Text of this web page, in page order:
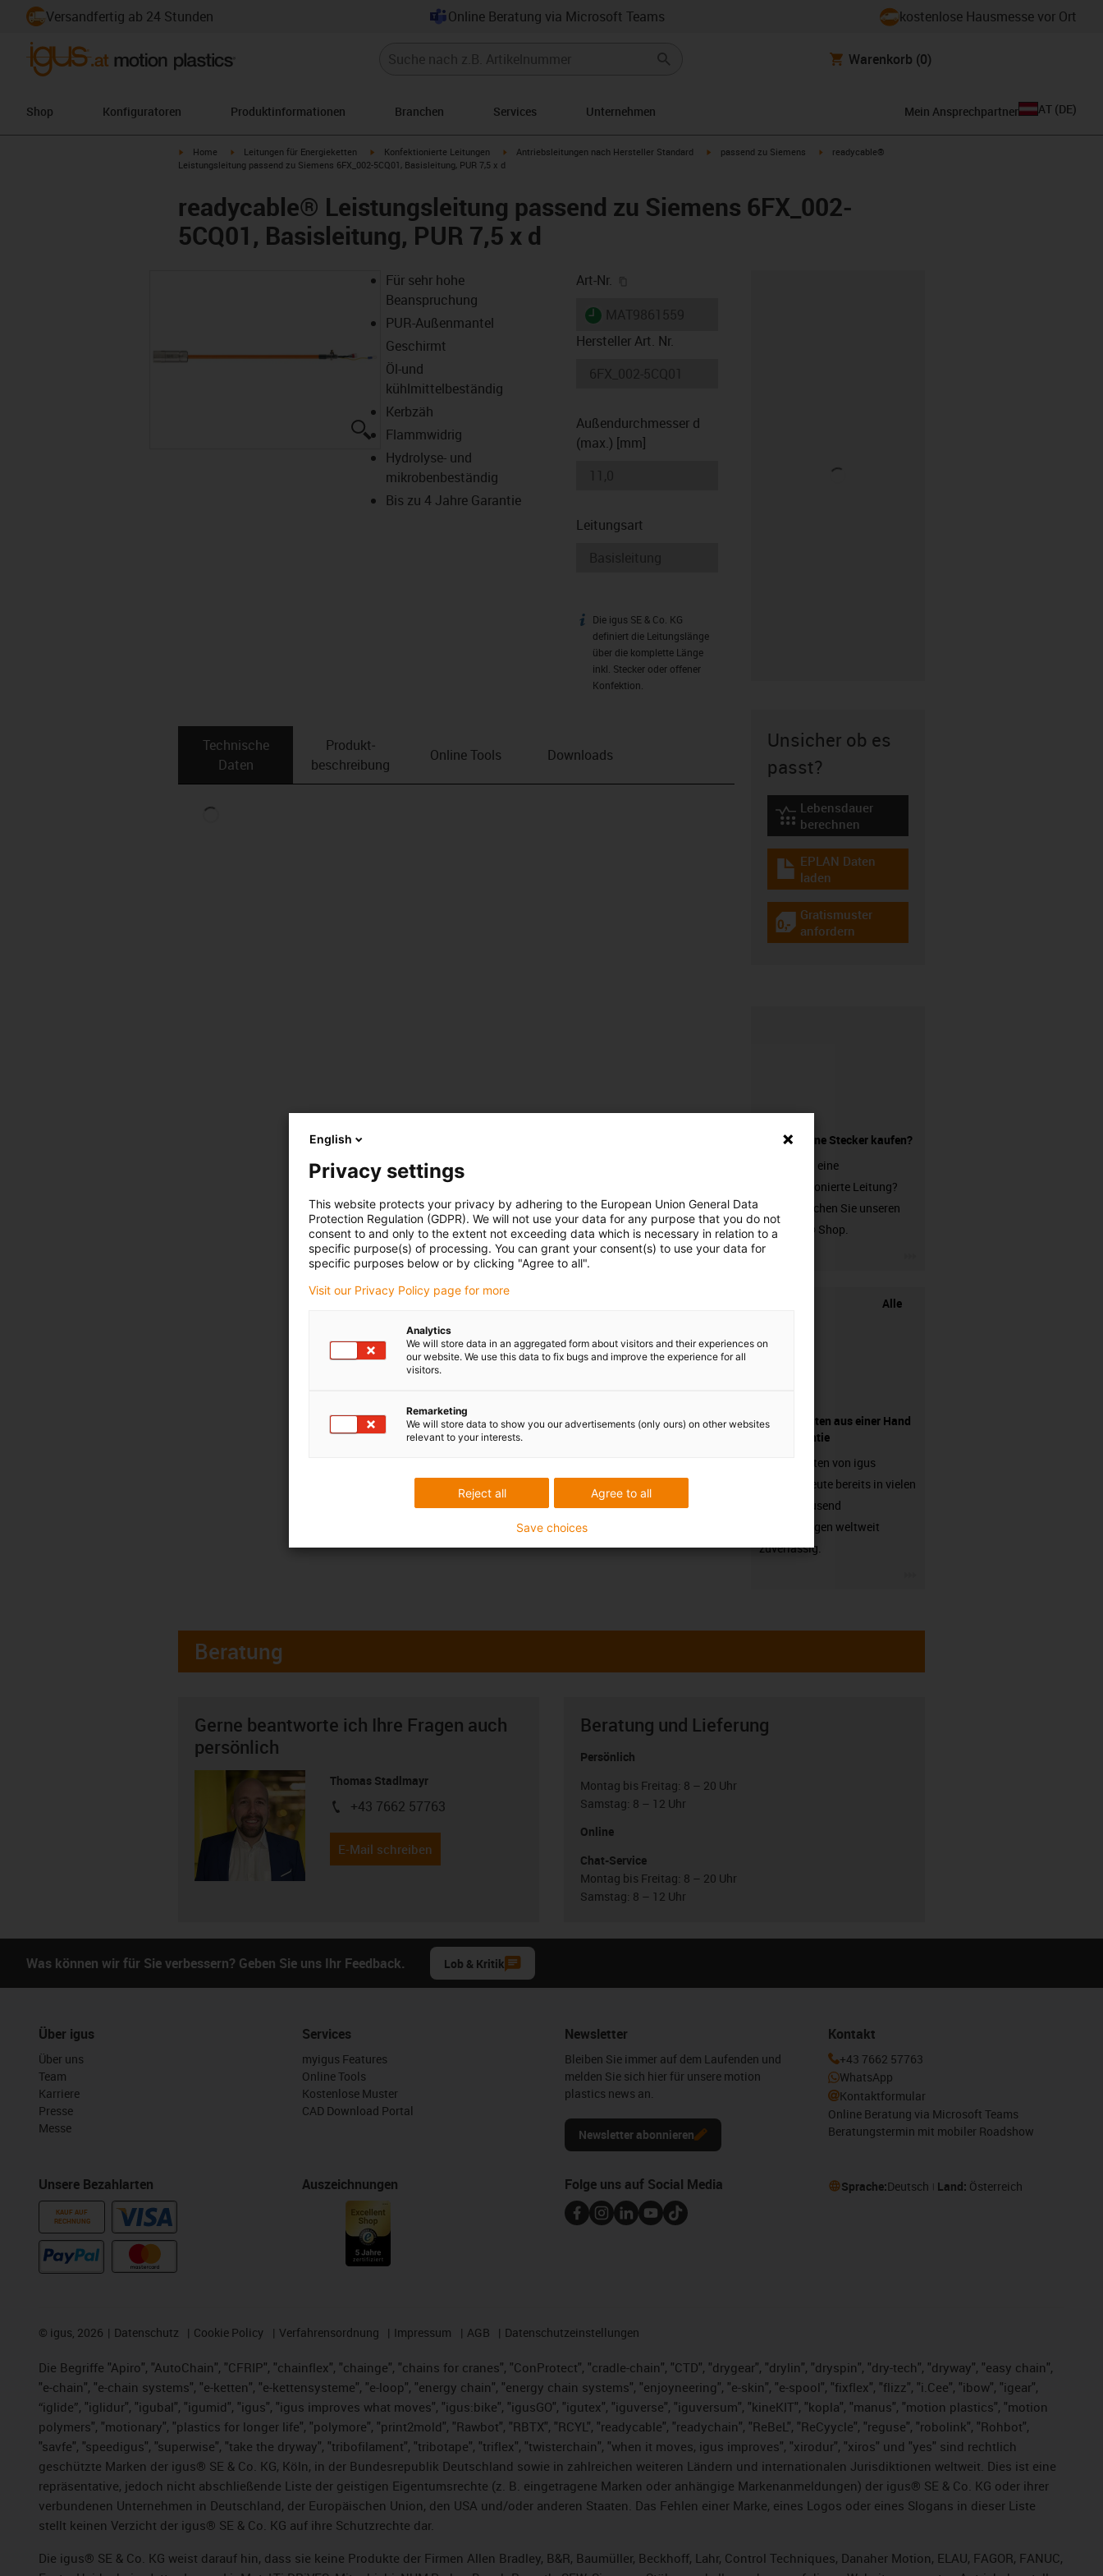
Versandfertig ab 24 Stunden Online Beratung via Microsoft Teams kostenlose Hausmesse vor Ort
Warenkorb (0)
Shop Konfiguratoren Produktinformationen Branchen Services Unternehmen Mein Ansprechpartner AT (DE)
igus-icon-arrow-right
Home igus-icon-arrow-right
Leitungen für Energieketten igus-icon-arrow-right
Konfektionierte Leitungen igus-icon-arrow-right
Antriebsleitungen nach Hersteller Standard igus-icon-arrow-right
passend zu Siemens igus-icon-arrow-right
readycable®
Leistungsleitung passend zu Siemens 6FX_002-5CQ01, Basisleitung, PUR 7,5 x d
readycable® Leistungsleitung passend zu Siemens 6FX_002-
5CQ01, Basisleitung, PUR 7,5 x d
igus-icon-lupe
Für sehr hohe
Beanspruchung
PUR-Außenmantel
Geschirmt
Öl-und
kühlmittelbeständig
Kerbzäh
Flammwidrig
Hydrolyse- und
mikrobenbeständig
Bis zu 4 Jahre Garantie
Art-Nr.
igus-icon-lieferzeit
Hersteller Art. Nr.
Außendurchmesser d
(max.) [mm]
Leitungsart
igus-icon-info
Die igus SE & Co. KG
definiert die Leitungslänge
über die komplette Länge
inkl. Stecker oder offener
Konfektion.
Technische
Daten
Produkt­
beschreibung
Online Tools Downloads
Unsicher ob es
passt?
igus-icon-lebensdauerrechner
Lebensdauer
berechnen
igus-icon-download-plan
EPLAN Daten
laden
igus-icon-gratismuster
Gratismuster
anfordern
Leitung ohne Stecker kaufen?
Sie suchen eine
unkonfektionierte Leitung?
Dann besuchen Sie unseren
chainflex® Shop.
Alle
Komponenten aus einer Hand
- mit Garantie
Energieketten von igus
arbeiten heute bereits in vielen
hunderttausend
Anwendungen weltweit
zuverlässig.
Beratung
Gerne beantworte ich Ihre Fragen auch
persönlich
Thomas Stadlmayr
igus-icon-phone
+43 7662 57763
E-Mail schreiben
Beratung und Lieferung
Persönlich
Montag bis Freitag: 8 – 20 Uhr
Samstag: 8 – 12 Uhr
Online
Chat-Service
Montag bis Freitag: 8 – 20 Uhr
Samstag: 8 – 12 Uhr
Was können wir für Sie verbessern? Geben Sie uns Ihr Feedback. Lob & Kritik
Über igus
Über uns
Team
Karriere
Presse
Messe
Unsere Bezahlarten
KAUF AUF
RECHNUNG
Services
myigus Features
Online Tools
Kostenlose Muster
CAD Download Portal
Auszeichnungen
Newsletter
Bleiben Sie immer auf dem Laufenden und
melden Sie sich hier für unsere motion
plastics news an.
Newsletter abonnieren
Kontakt
+43 7662 57763
WhatsApp
Kontaktformular
Online Beratung via Microsoft Teams
Beratungstermin mit mobiler Roadshow
Folge uns auf Social Media Sprache:Deutsch Land: Österreich
© igus, 2026 Datenschutz Cookie Policy Verfahrensordnung Impressum AGB Datenschutzeinstellungen
Die Begriffe "Apiro", "AutoChain", "CFRIP", "chainflex", "chainge", "chains for cranes", "ConProtect", "cradle-chain", "CTD", "drygear", "drylin", "dryspin", "dry-tech", "dryway", "easy chain",
"e-chain", "e-chain systems", "e-ketten", "e-kettensysteme", "e-loop", "energy chain", "energy chain systems", "enjoyneering", "e-skin", "e-spool", "fixflex", "flizz", "i.Cee", "ibow", "igear",
“iglide”, "iglidur", "igubal", "igumid", "igus", "igus improves what moves", "igus:bike", "igusGO", "igutex", "iguverse", "iguversum", "kineKIT", "kopla", "manus", "motion plastics", "motion
polymers", "motionary", "plastics for longer life", "polymore", "print2mold", "Rawbot", "RBTX", "RCYL", "readycable", "readychain", "ReBeL", "ReCyycle", "reguse", "robolink", "Rohbot",
"savfe", "speedigus", "superwise", "take the dryway", "tribofilament", "tribotape", "triflex", "twisterchain", "when it moves, igus improves", "xirodur", "xiros" und "yes" sind rechtlich
geschützte Marken der igus® SE & Co. KG, Köln, in der Bundesrepublik Deutschland sowie in zahlreichen weiteren Ländern und internationalen Jurisdiktionen weltweit. Dies ist eine
repräsentative, jedoch nicht abschließende Liste der geistigen Eigentumsrechte (z. B. eingetragene Marken oder anhängige Markenanmeldungen) der igus® SE & Co. KG oder ihrer
verbundenen Unternehmen in Deutschland, der Europäischen Union, den USA und/oder anderen Staaten. Das Fehlen einer Marke, eines Logos oder eines Slogans in dieser Liste
stellt keinen Verzicht der igus® SE & Co. KG auf ihre Schutzrechte dar.
Die igus® SE & Co. KG weist darauf hin, dass sie keine Produkte der Firmen Allen Bradley, B&R, Baumüller, Beckhoff, Lahr, Control Techniques, Danaher Motion, ELAU, FAGOR, FANUC,
English
Privacy settings
This website protects your privacy by adhering to the European Union General Data
Protection Regulation (GDPR). We will not use your data for any purpose that you do not
consent to and only to the extent not exceeding data which is necessary in relation to a
specific purpose(s) of processing. You can grant your consent(s) to use your data for
specific purposes below or by clicking "Agree to all".
Visit our Privacy Policy page for more
Analytics
We will store data in an aggregated form about visitors and their experiences on
our website. We use this data to fix bugs and improve the experience for all
visitors.
Remarketing
We will store data to show you our advertisements (only ours) on other websites
relevant to your interests.
Agree to all
Reject all
Save choices